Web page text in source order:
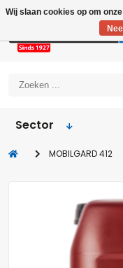
Sector
MOBILGARD 412
Wij slaan cookies op om
Nee